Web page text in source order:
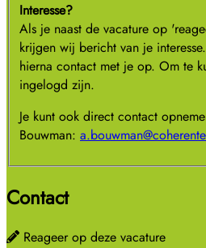
Interesse?
Als je naast de vacature op
krijgen wij bericht van je
hierna contact met je op. Om te
ingelogd zijn.
Je kunt ook direct contact
Bouwman:
Contact
Reageer op deze vacature